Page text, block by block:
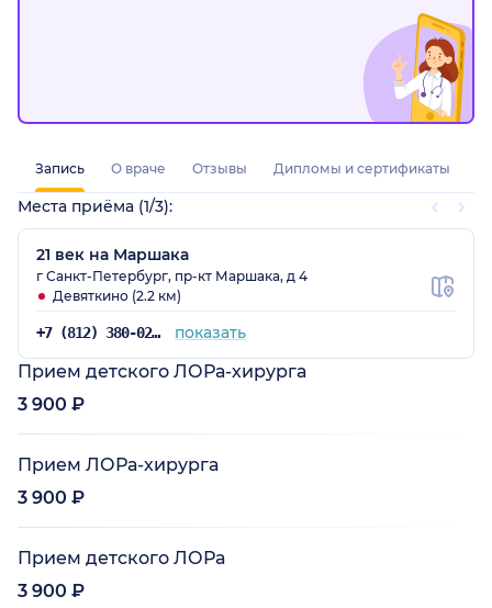
Запись О враче Отзывы Дипломы и сертификаты
Места приёма (1/3):
21 век на Маршака
г Санкт-Петербург, пр-кт Маршака, д 4
Девяткино (2.2 км)
+7 (812) 380-02-38 показать
Прием детского ЛОРа-хирурга
3 900 ₽
Прием ЛОРа-хирурга
3 900 ₽
Прием детского ЛОРа
3 900 ₽
надежные руки! Спасибо за профессионализм,
внимательность и искреннюю заботу о пациентах!!